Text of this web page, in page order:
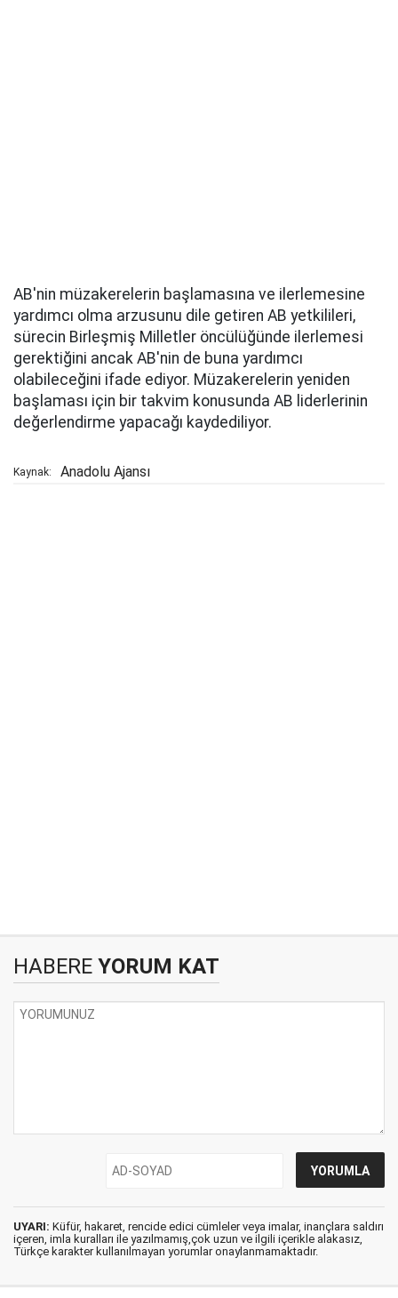
AB'nin müzakerelerin başlamasına ve ilerlemesine
yardımcı olma arzusunu dile getiren AB yetkilileri,
sürecin Birleşmiş Milletler öncülüğünde ilerlemesi
gerektiğini ancak AB'nin de buna yardımcı
olabileceğini ifade ediyor. Müzakerelerin yeniden
başlaması için bir takvim konusunda AB liderlerinin
değerlendirme yapacağı kaydediliyor.
Kaynak: Anadolu Ajansı
HABERE YORUM KAT
UYARI: Küfür, hakaret, rencide edici cümleler veya imalar, inançlara saldırı
içeren, imla kuralları ile yazılmamış,çok uzun ve ilgili içerikle alakasız,
Türkçe karakter kullanılmayan yorumlar onaylanmamaktadır.